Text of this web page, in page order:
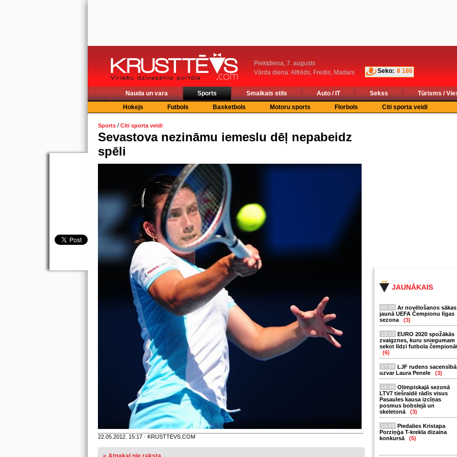
Piektdiena, 7. augusts
Vārda diena: Alfrēds, Fredis, Madars
Seko: 8 186
Nauda un vara Sports Smalkais stils Auto / IT Sekss
Tūrisms /
Hokejs
Futbols Basketbols Motoru sports Florbols Citi sporta veidi
JAUNĀKAIS
06:45 Ar novēlošanos sākas
jaunā UEFA Čempionu līgas
sezona
(3)
16:23 EURO 2020 spožākās
zvaigznes, kuru sniegumam
sekot līdzi futbola
(6)
17:09 LJF rudens
uzvar Laura Penele
(3)
14:48 Olimpiskajā sezonā
LTV7 tiešraidē rādīs visus
Pasaules kausa izcīņas
posmus bobslejā un
skeletonā
(3)
14:49 Piedalies Kristapa
Porziņģa T-krekla dizaina
konkursā
(5)
Sports /Citi sporta veidi
Sevastova nezināmu iemeslu dēļ nepabeidz
spēli
22.05.2012. 15:17 · KRUSTTEVS.COM